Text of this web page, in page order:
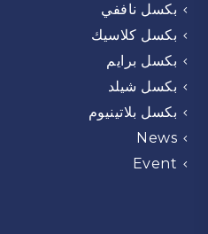
بكسل ناففي
بكسل كلاسيك
بكسل برايم
بكسل شيلد
بكسل بلاتينيوم
News
Event